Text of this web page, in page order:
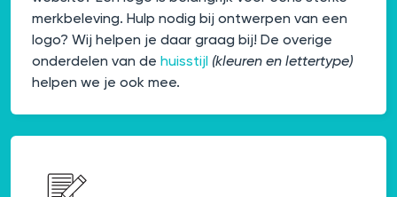
merkbeleving. Hulp nodig bij ontwerpen van een
logo? Wij helpen je daar graag bij! De overige
onderdelen van de huisstijl (kleuren en lettertype)
helpen we je ook mee.